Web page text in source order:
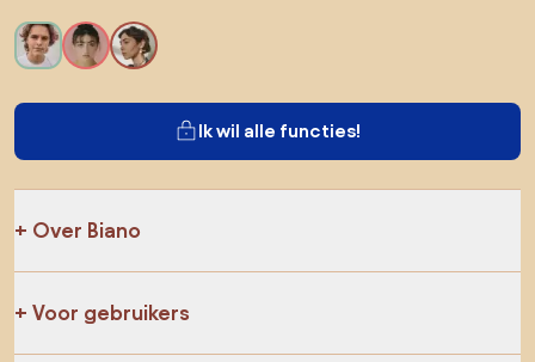
Ik wil alle functies!
Over Biano
Voor gebruikers